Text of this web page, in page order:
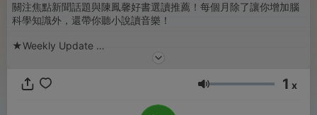
關注焦點新聞話題與陳鳳馨好書選讀推薦！每個月除了讓你增加腦
科學知識外，還帶你聽小說讀音樂！
★Weekly Update
Fri. 每周選書
音量 1 x